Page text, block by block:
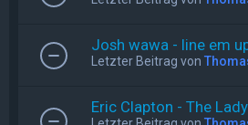
Josh wawa - line em
Letzter Beitrag von
Eric Clapton - The